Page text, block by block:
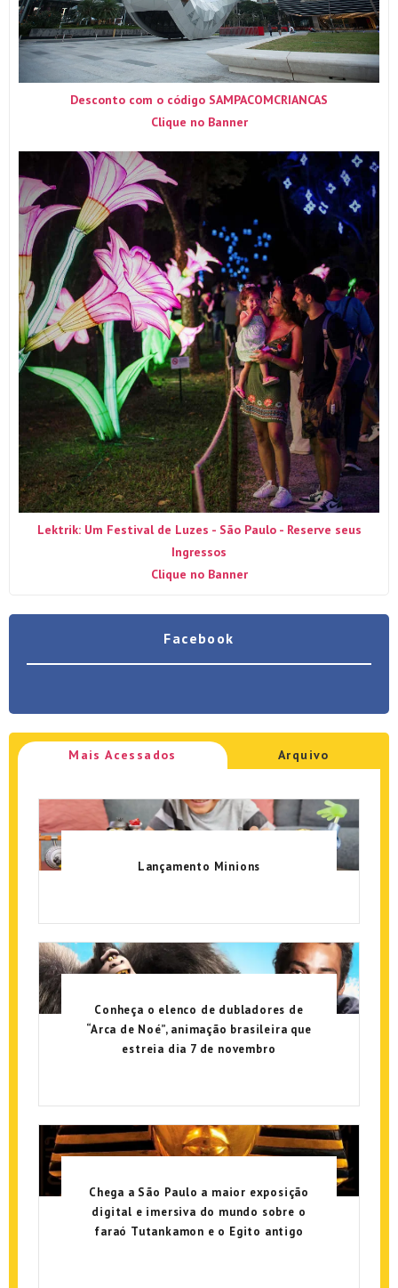
Desconto com o código SAMPACOMCRIANCAS
Clique no Banner
Lektrik: Um Festival de Luzes - São Paulo - Reserve seus
Ingressos
Clique no Banner
Facebook
Mais Acessados Arquivo
Lançamento Minions
Conheça o elenco de dubladores de
“Arca de Noé”, animação brasileira que
estreia dia 7 de novembro
Chega a São Paulo a maior exposição
digital e imersiva do mundo sobre o
faraó Tutankamon e o Egito antigo